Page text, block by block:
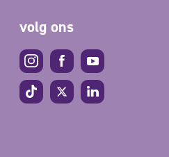
volg ons